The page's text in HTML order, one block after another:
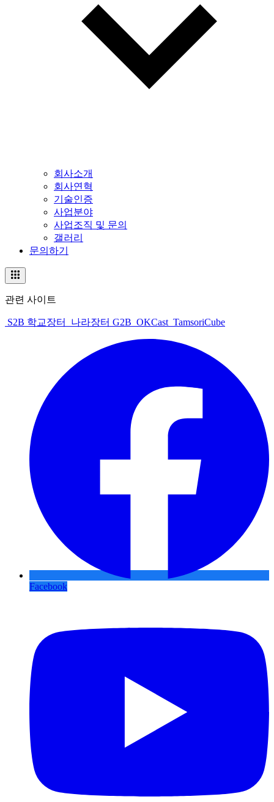
회사소개
회사연혁
기술인증
사업분야
사업조직 및 문의
갤러리
문의하기
관련 사이트
S2B 학교장터 나라장터 G2B OKCast TamsoriCube
Facebook